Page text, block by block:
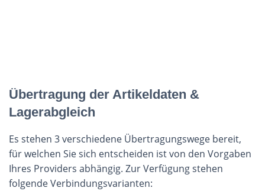
Übertragung der Artikeldaten &
Lagerabgleich
Es stehen 3 verschiedene Übertragungswege bereit,
für welchen Sie sich entscheiden ist von den Vorgaben
Ihres Providers abhängig. Zur Verfügung stehen
folgende Verbindungsvarianten: